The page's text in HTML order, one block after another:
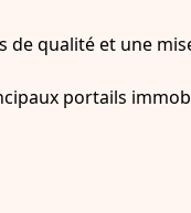
de qualité et une
portails